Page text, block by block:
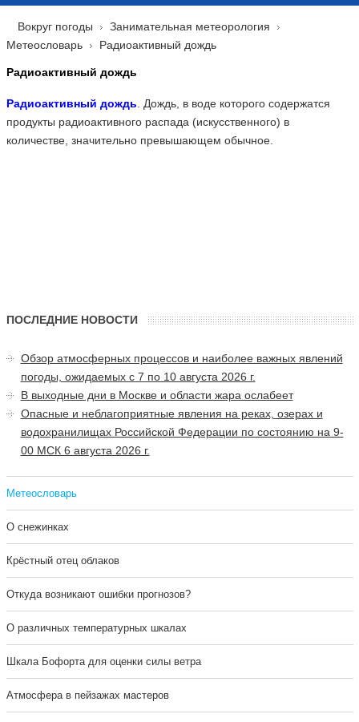
Вокруг погоды
Занимательная метеорология
Метеословарь
Радиоактивный дождь
Радиоактивный дождь
Радиоактивный дождь . Дождь, в воде которого содержатся
продукты радиоактивного распада (искусственного) в
количестве, значительно превышающем обычное.
ПОСЛЕДНИЕ НОВОСТИ
Обзор атмосферных процессов и наиболее важных явлений
погоды, ожидаемых с 7 по 10 августа 2026 г.
В выходные дни в Москве и области жара ослабеет
Опасные и неблагоприятные явления на реках, озерах и
водохранилищах Российской Федерации по состоянию на 9-
00 МСК 6 августа 2026 г.
Метеословарь
О снежинках
Крёстный отец облаков
Откуда возникают ошибки прогнозов?
О различных температурных шкалах
Шкала Бофорта для оценки силы ветра
Атмосфера в пейзажах мастеров